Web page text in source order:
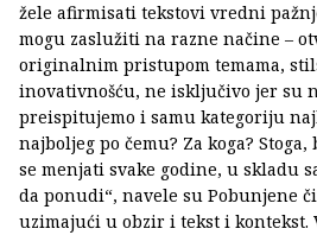
žele afirmisati tekstovi vredni
mogu zaslužiti na razne načine –
originalnim pristupom temama,
inovativnošću, ne isključivo jer su
preispitujemo i samu kategoriju
najboljeg po čemu? Za koga?
se menjati svake godine, u skladu
da ponudi“, navele su Pobunjene
uzimajući u obzir i tekst i kontekst.